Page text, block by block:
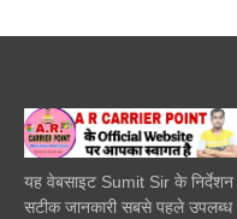
यह वेबसाइट Sumit Sir के
सटीक जानकारी सबसे पहले उपलब्ध